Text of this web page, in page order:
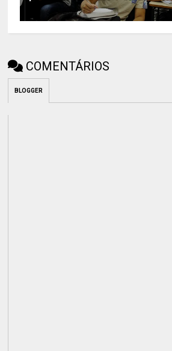
COMENTÁRIOS
BLOGGER